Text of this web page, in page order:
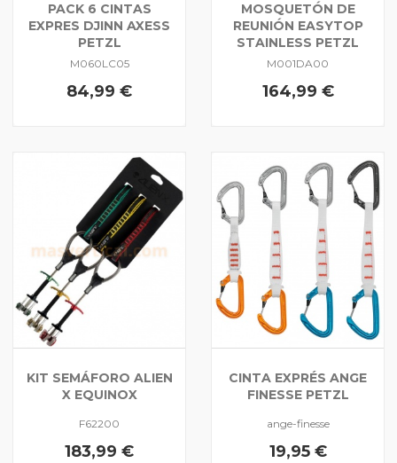
PACK 6 CINTAS
EXPRES DJINN AXESS
PETZL
M060LC05
84,99 €
MOSQUETÓN DE
REUNIÓN EASYTOP
STAINLESS PETZL
M001DA00
164,99 €
KIT SEMÁFORO ALIEN
X EQUINOX
F62200
183,99 €
CINTA EXPRÉS ANGE
FINESSE PETZL
ange-finesse
19,95 €